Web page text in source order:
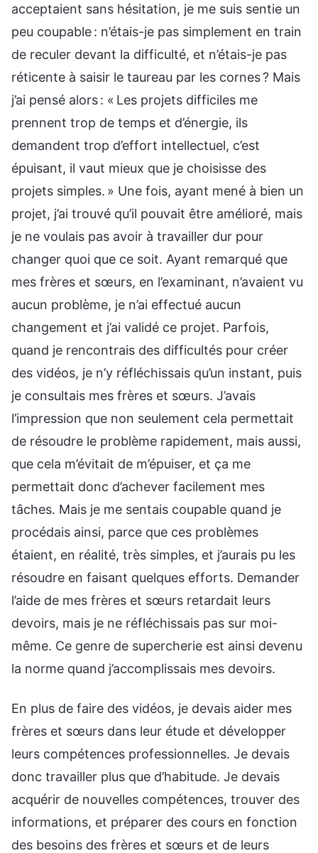
acceptaient sans hésitation, je me suis sentie un
peu coupable : n’étais-je pas simplement en train
de reculer devant la difficulté, et n’étais-je pas
réticente à saisir le taureau par les cornes ? Mais
j’ai pensé alors : « Les projets difficiles me
prennent trop de temps et d’énergie, ils
demandent trop d’effort intellectuel, c’est
épuisant, il vaut mieux que je choisisse des
projets simples. » Une fois, ayant mené à bien un
projet, j’ai trouvé qu’il pouvait être amélioré, mais
je ne voulais pas avoir à travailler dur pour
changer quoi que ce soit. Ayant remarqué que
mes frères et sœurs, en l’examinant, n’avaient vu
aucun problème, je n’ai effectué aucun
changement et j’ai validé ce projet. Parfois,
quand je rencontrais des difficultés pour créer
des vidéos, je n’y réfléchissais qu’un instant, puis
je consultais mes frères et sœurs. J’avais
l’impression que non seulement cela permettait
de résoudre le problème rapidement, mais aussi,
que cela m’évitait de m’épuiser, et ça me
permettait donc d’achever facilement mes
tâches. Mais je me sentais coupable quand je
procédais ainsi, parce que ces problèmes
étaient, en réalité, très simples, et j’aurais pu les
résoudre en faisant quelques efforts. Demander
l’aide de mes frères et sœurs retardait leurs
devoirs, mais je ne réfléchissais pas sur moi-
même. Ce genre de supercherie est ainsi devenu
la norme quand j’accomplissais mes devoirs.
En plus de faire des vidéos, je devais aider mes
frères et sœurs dans leur étude et développer
leurs compétences professionnelles. Je devais
donc travailler plus que d’habitude. Je devais
acquérir de nouvelles compétences, trouver des
informations, et préparer des cours en fonction
des besoins des frères et sœurs et de leurs